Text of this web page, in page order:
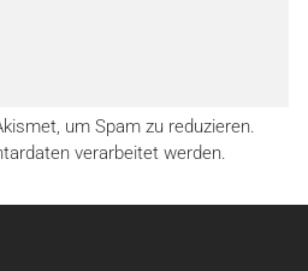
um Spam zu reduzieren.
verarbeitet werden.